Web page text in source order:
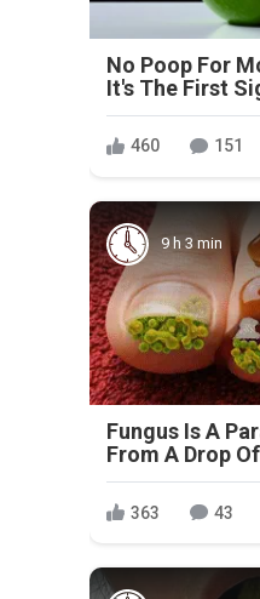
No Poop For
It's The First
460 151
9 h 3 min
Fungus Is A
From A Drop
363 43